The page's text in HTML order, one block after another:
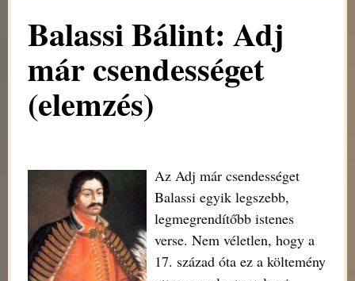
t eg
Balassi Bálint: Adj
már csendességet
(elemzés)
Az Adj már csendességet
Balassi egyik legszebb,
legmegrendítőbb istenes
verse. Nem véletlen, hogy a
17. század óta ez a költemény